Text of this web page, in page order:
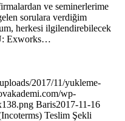
ve seminerlerime
sorulara verdiğim
herkesi ilgilendirebilecek
Exworks…
2017/11/yukleme-
wp-
Baris2017-11-16
Teslim Şekli